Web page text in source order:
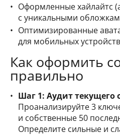
Оформленные хайлайтс
с уникальными
Оптимизированные
для мобильных
Как оформить
правильно
Шаг 1: Аудит текущего
Проанализируйте 3
и собственные 50
Определите сильные и